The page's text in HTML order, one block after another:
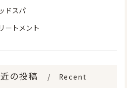
ドスパ
ートメント
の投稿
Recent